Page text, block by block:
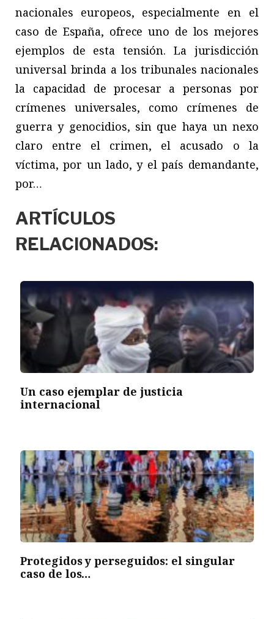
nacionales europeos, especialmente en el
caso de España, ofrece uno de los mejores
ejemplos de esta tensión. La jurisdicción
universal brinda a los tribunales nacionales
la capacidad de procesar a personas por
crímenes universales, como crímenes de
guerra y genocidios, sin que haya un nexo
claro entre el crimen, el acusado o la
víctima, por un lado, y el país demandante,
por…
ARTÍCULOS
RELACIONADOS:
Un caso ejemplar de justicia
internacional
Protegidos y perseguidos: el singular
caso de los…